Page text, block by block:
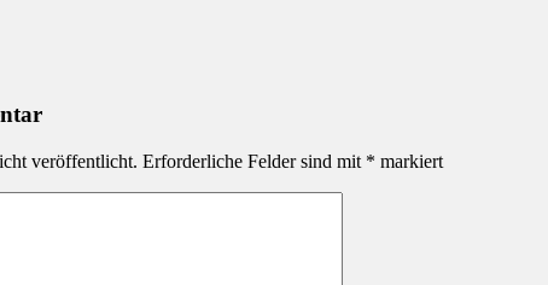
veröffentlicht. Erforderliche Felder sind mit * markiert